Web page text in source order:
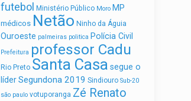
futebol Ministério Público Moro MP
médicos Netão Ninho da Águia
Ouroeste palmeiras politica Polícia Civil
Prefeitura professor Cadu
Rio Preto Santa Casa segue o
líder Segundona 2019 Sindiouro Sub-20
são paulo votuporanga Zé Renato